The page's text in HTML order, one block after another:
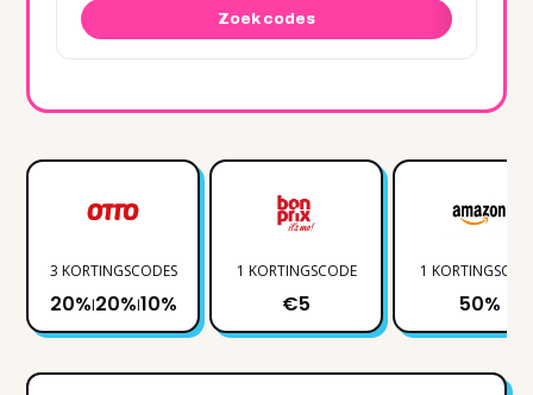
Zoek codes
3 KORTINGSCODES
20%|20%|10%
1 KORTINGSCODE
€5
1
50%